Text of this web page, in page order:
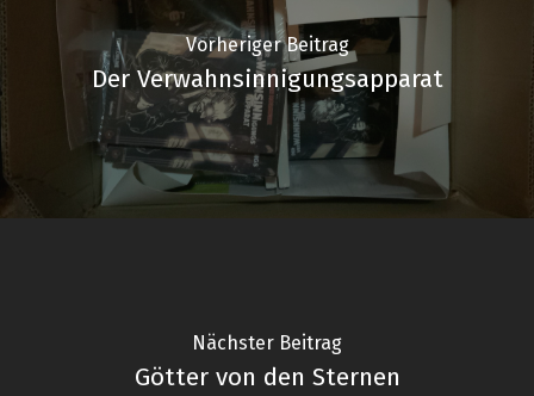
Vorheriger Beitrag
Der Verwahnsinnigungsapparat
Nächster Beitrag
Götter von den Sternen